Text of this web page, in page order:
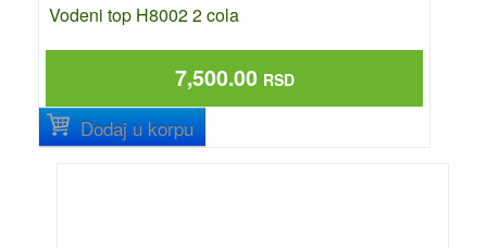
Vodeni top H8002 2 cola
7,500.00 RSD
Dodaj u korpu